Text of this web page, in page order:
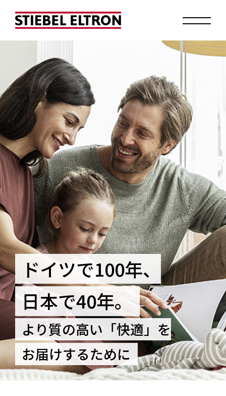
ショールーム見学予約
ドイツで100年、
日本で40年。
より質の高い「快適」を
お届けするために